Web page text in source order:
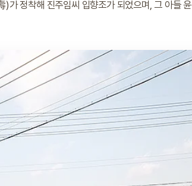
정착해 진주임씨 입향조가 되었으며, 그 아들